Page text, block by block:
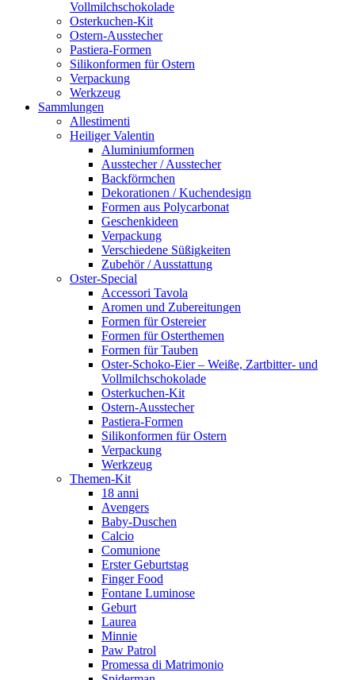
Vollmilchschokolade
Osterkuchen-Kit
Ostern-Ausstecher
Pastiera-Formen
Silikonformen für Ostern
Verpackung
Werkzeug
Sammlungen
Allestimenti
Heiliger Valentin
Aluminiumformen
Ausstecher / Ausstecher
Backförmchen
Dekorationen / Kuchendesign
Formen aus Polycarbonat
Geschenkideen
Verpackung
Verschiedene Süßigkeiten
Zubehör / Ausstattung
Oster-Special
Accessori Tavola
Aromen und Zubereitungen
Formen für Ostereier
Formen für Osterthemen
Formen für Tauben
Oster-Schoko-Eier – Weiße, Zartbitter- und
Vollmilchschokolade
Osterkuchen-Kit
Ostern-Ausstecher
Pastiera-Formen
Silikonformen für Ostern
Verpackung
Werkzeug
Themen-Kit
18 anni
Avengers
Baby-Duschen
Calcio
Comunione
Erster Geburtstag
Finger Food
Fontane Luminose
Geburt
Laurea
Minnie
Paw Patrol
Promessa di Matrimonio